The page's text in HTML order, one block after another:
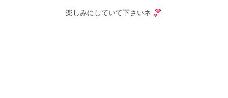
楽しみにしていて下さいネ